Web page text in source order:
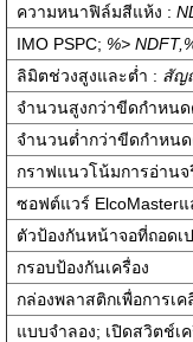
ความหนาฟิล์มสีแห้ง :
IMO PSPC; %>
ลิมิตช่วงสูงและต่ำ : สัญ
จำนวนสูงกว่าขีดกำหน
จำนวนต่ำกว่าขีดกำหน
กราฟแนวโน้มการอ่านจ
ซอฟต์แวร์ ElcoMasterแ
ตัวป้องกันหน้าจอที่ถอดเ
กรอบป้องกันเครื่อง
กล่องพลาสติกเพื่อการเค
แบบจําลอง; เปิดสวิตช์เ